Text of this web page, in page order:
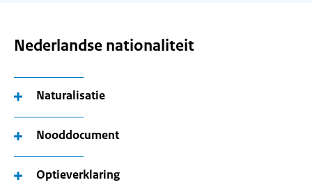
Nederlandse nationaliteit
Naturalisatie
Nooddocument
Optieverklaring